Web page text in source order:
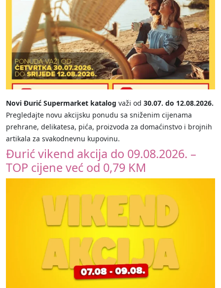
Novi Đurić Supermarket katalog važi od 30.07. do 12.08.2026.
Pregledajte novu akcijsku ponudu sa sniženim cijenama
prehrane, delikatesa, pića, proizvoda za domaćinstvo i brojnih
artikala za svakodnevnu kupovinu.
Đurić vikend akcija do 09.08.2026. –
TOP cijene već od 0,79 KM